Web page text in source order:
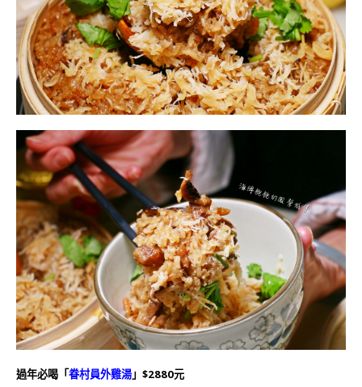
過年必喝 「眷村員外雞湯」$2880元